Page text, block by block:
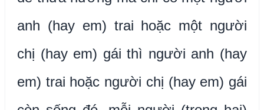
anh (hay em) trai hoặc một người
chị (hay em) gái thì người anh (hay
em) trai hoặc người chị (hay em) gái